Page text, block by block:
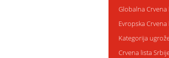
Globalna Crvena
Evropska
Kategorija
Crvena lista